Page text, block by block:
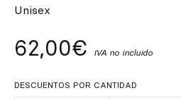
Unisex
62,00€ IVA no incluido
DESCUENTOS POR CANTIDAD